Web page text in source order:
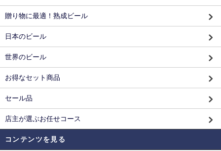
贈り物に最適！熟成ビール
日本のビール
世界のビール
お得なセット商品
セール品
店主が選ぶお任せコース
コンテンツを見る